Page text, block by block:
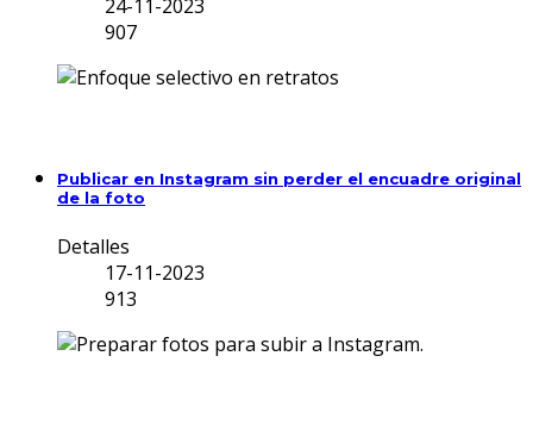
24-11-2023
907
Publicar en Instagram sin perder el encuadre original
de la foto
Detalles
17-11-2023
913